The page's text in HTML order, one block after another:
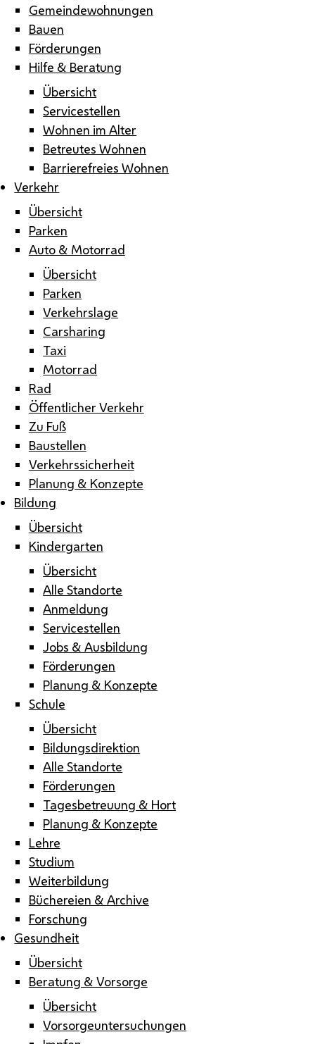
Gemeindewohnungen
Bauen
Förderungen
Hilfe & Beratung
Übersicht
Servicestellen
Wohnen im Alter
Betreutes Wohnen
Barrierefreies Wohnen
Verkehr
Übersicht
Parken
Auto & Motorrad
Übersicht
Parken
Verkehrslage
Carsharing
Taxi
Motorrad
Rad
Öffentlicher Verkehr
Zu Fuß
Baustellen
Verkehrssicherheit
Planung & Konzepte
Bildung
Übersicht
Kindergarten
Übersicht
Alle Standorte
Anmeldung
Servicestellen
Jobs & Ausbildung
Förderungen
Planung & Konzepte
Schule
Übersicht
Bildungsdirektion
Alle Standorte
Förderungen
Tagesbetreuung & Hort
Planung & Konzepte
Lehre
Studium
Weiterbildung
Büchereien & Archive
Forschung
Gesundheit
Übersicht
Beratung & Vorsorge
Übersicht
Vorsorgeuntersuchungen